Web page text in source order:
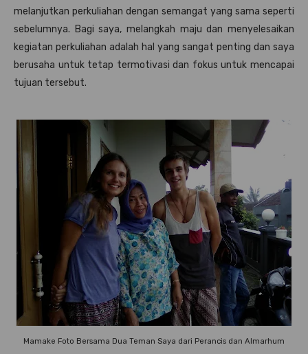
melanjutkan perkuliahan dengan semangat yang sama seperti
sebelumnya. Bagi saya, melangkah maju dan menyelesaikan
kegiatan perkuliahan adalah hal yang sangat penting dan saya
berusaha untuk tetap termotivasi dan fokus untuk mencapai
tujuan tersebut.
Mamake Foto Bersama Dua Teman Saya dari Perancis dan Almarhum